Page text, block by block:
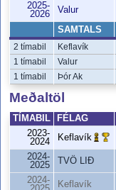
2025-
2026
Valur
SAMTALS
2 tímabil Keflavík
1 tímabil
Valur
1 tímabil
Þór Ak
Meðaltöl
TÍMABIL FÉLAG
2023-
2024
Keflavík
2024-
2025
TVÖ LIÐ
2024-
Keflavík